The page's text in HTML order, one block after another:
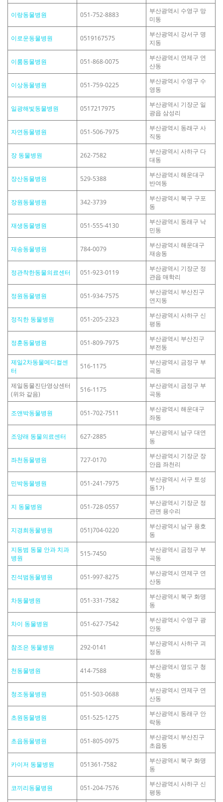
이랑동물병원 051-752-8883
부산광역시 수영구 망
미동
이로운동물병원 0519167575
부산광역시 강서구 명
지동
이룸동물병원 051-868-0075
부산광역시 연제구 연
산동
이상동물병원 051-759-0225
부산광역시 수영구 수
영동
일광해빛동물병원 0517217975
부산광역시 기장군 일
광읍 삼성리
자연동물병원 051-506-7975
부산광역시 동래구 사
직동
장 동물병원 262-7582
부산광역시 사하구 다
대동
장산동물병원 529-5388
부산광역시 해운대구
반여동
장원동물병원 342-3739
부산광역시 북구 구포
동
재생동물병원 051-555-4130
부산광역시 동래구 낙
민동
재송동물병원 784-0079
부산광역시 해운대구
재송동
정관착한동물의료센터 051-923-0119
부산광역시 기장군 정
관읍 매학리
정원동물병원 051-934-7575
부산광역시 부산진구
연지동
정직한 동물병원 051-205-2323
부산광역시 사하구 신
평동
정훈동물병원 051-809-7975
부산광역시 부산진구
부전동
제일2차동물메디컬센
터
516-1175
부산광역시 금정구 부
곡동
제일동물진단영상센터
(위와 같음)
516-1175
부산광역시 금정구 부
곡동
조앤박동물병원 051-702-7511
부산광역시 해운대구
좌동
조양래 동물의료센터 627-2885
부산광역시 남구 대연
동
좌천동물병원 727-0170
부산광역시 기장군 장
안읍 좌천리
민박동물병원 051-241-7975
부산광역시 서구 토성
동1가
지 동물병원 051-728-0557
부산광역시 기장군 정
관면 용수리
지경희동물병원 051)704-0220
부산광역시 남구 용호
동
지동범 동물 안과 치과
병원
515-7450
부산광역시 금정구 부
곡동
진석범동물병원 051-997-8275
부산광역시 연제구 연
산동
차동물병원 051-331-7582
부산광역시 북구 화명
동
차이 동물병원 051-627-7542
부산광역시 수영구 광
안동
참조은 동물병원 292-0141
부산광역시 사하구 괴
정동
천동물병원 414-7588
부산광역시 영도구 청
학동
청조동물병원 051-503-0688
부산광역시 연제구 연
산동
초원동물병원 051-525-1275
부산광역시 동래구 안
락동
초읍동물병원 051-805-0975
부산광역시 부산진구
초읍동
카이저 동물병원 051361-7582
부산광역시 북구 화명
동
코끼리동물병원 051-204-7576
부산광역시 사하구 신
평동